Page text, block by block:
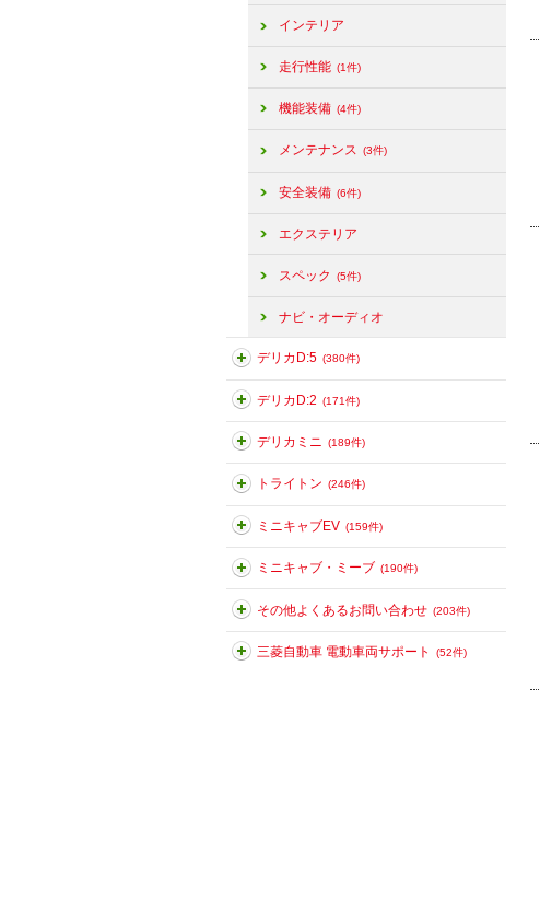
インテリア
走行性能 (1件)
機能装備 (4件)
メンテナンス (3件)
安全装備 (6件)
エクステリア
スペック (5件)
ナビ・オーディオ
デリカD:5 (380件)
デリカD:2 (171件)
デリカミニ (189件)
トライトン (246件)
ミニキャブEV (159件)
ミニキャブ・ミーブ (190件)
その他よくあるお問い合わせ (203件)
三菱自動車 電動車両サポート (52件)